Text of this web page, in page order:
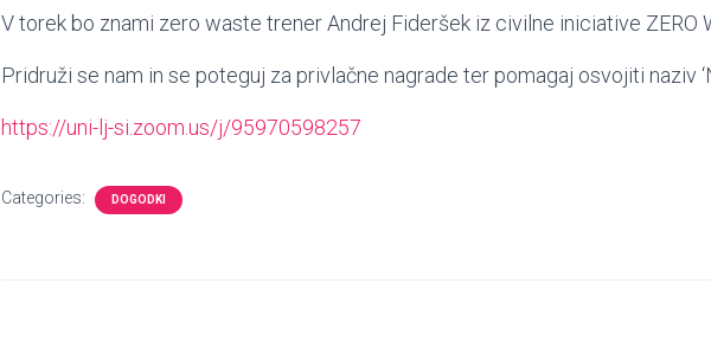
V torek bo znami zero waste trener Andrej Fideršek iz civilne iniciative ZERO
Pridruži se nam in se poteguj za privlačne nagrade ter pomagaj osvojiti naziv
https://uni-lj-si.zoom.us/j/95970598257
Categories: DOGODKI